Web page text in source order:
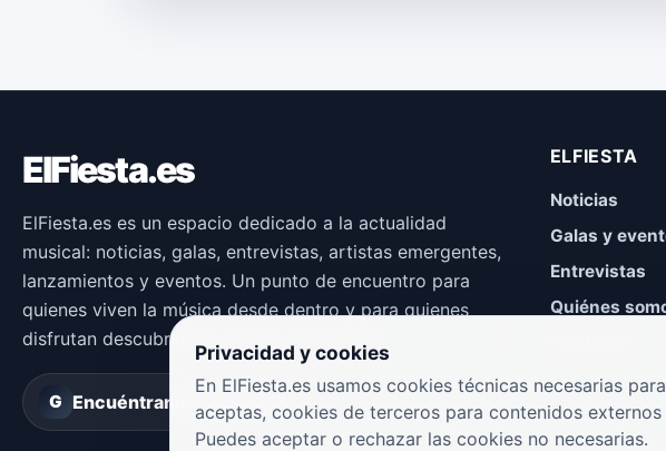
ElFiesta.es
ElFiesta.es es un espacio dedicado a la actualidad
musical: noticias, galas, entrevistas, artistas emergentes,
lanzamientos y eventos. Un punto de encuentro para
quienes viven la música desde dentro y para quienes
disfrutan descubriendo nuevas propuestas.
G Encuéntranos en Groover
ELFIESTA
Noticias
Galas y
Entrevistas
Quiénes
Privacidad y cookies
En ElFiesta.es usamos cookies técnicas necesarias
aceptas, cookies de terceros para contenidos
Puedes aceptar o rechazar las cookies no necesarias.